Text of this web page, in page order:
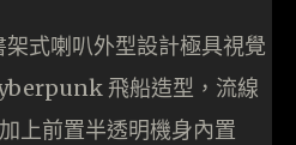
式喇叭外型設計極具視覺
飛船造型，流線
上前置半透明機身內置